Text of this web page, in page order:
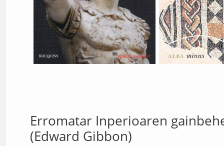
Erromatar Inperioaren
(Edward Gibbon)